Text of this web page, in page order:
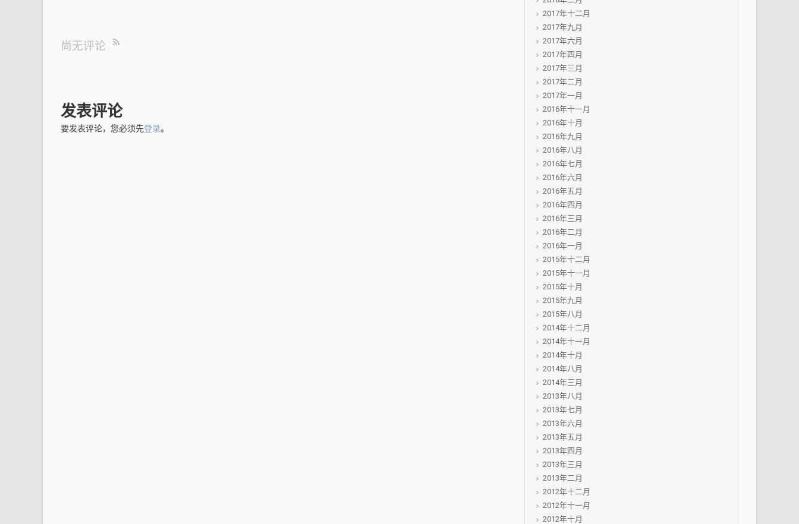
尚无评论
发表评论
要发表评论，您必须先登录。
2017年十二月
2017年九月
2017年六月
2017年四月
2017年三月
2017年二月
2017年一月
2016年十一月
2016年十月
2016年九月
2016年八月
2016年七月
2016年六月
2016年五月
2016年四月
2016年三月
2016年二月
2016年一月
2015年十二月
2015年十一月
2015年十月
2015年九月
2015年八月
2014年十二月
2014年十一月
2014年十月
2014年八月
2014年三月
2013年八月
2013年七月
2013年六月
2013年五月
2013年四月
2013年三月
2013年二月
2012年十二月
2012年十一月
2012年十月